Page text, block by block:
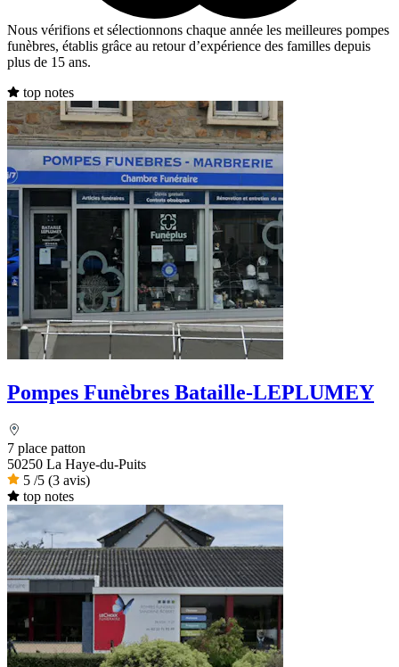
Nous vérifions et sélectionnons chaque année les meilleures pompes
funèbres, établis grâce au retour d’expérience des familles depuis
plus de 15 ans.
top notes
Pompes Funèbres Bataille-LEPLUMEY
7 place patton
50250 La Haye-du-Puits
5 /5 (3 avis)
top notes